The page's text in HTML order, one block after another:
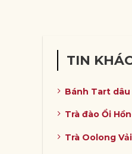
TIN
Bánh Tart
Trà đào Ổi
Trà Oolong